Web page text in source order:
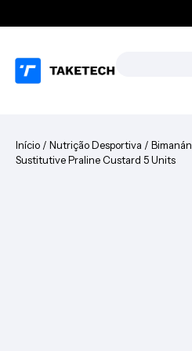
Início / Nutrição Desportiva / Bimanán
Sustitutive Praline Custard 5 Units